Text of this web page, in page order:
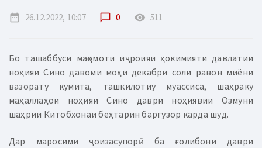
date_range 26.12.2022, 10:07 chat_bubble_outline 0 remove_red_eye 511
Бо ташаббуси мақомоти иҷроияи ҳокимияти давлатии
ноҳияи Сино давоми моҳи декабри соли равон миёни
вазорату кумита, ташкилотиу муассиса, шаҳраку
маҳаллаҳои ноҳияи Сино даври ноҳиявии Озмуни
шаҳрии Китобхонаи беҳтарин баргузор карда шуд.
Дар маросими ҷоизасупорӣ ба ғолибони даври